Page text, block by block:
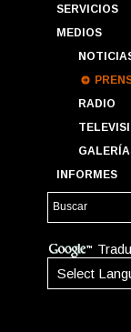
SERVICIOS
MEDIOS
RADIO
INFORMES
Select